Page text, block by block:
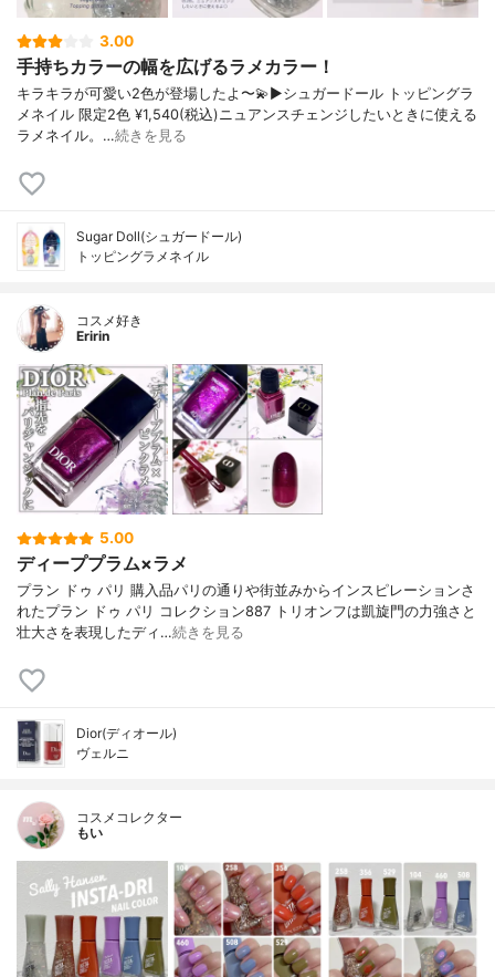
3.00
手持ちカラーの幅を広げるラメカラー！
キラキラが可愛い2色が登場したよ〜💫▶︎シュガードール トッピングラ
メネイル 限定2色 ¥1,540(税込)ニュアンスチェンジしたいときに使える
ラメネイル。…続きを見る
Sugar Doll(シュガードール)
トッピングラメネイル
コスメ好き
Eririn
5.00
ディーププラム×ラメ
プラン ドゥ パリ 購入品パリの通りや街並みからインスピレーションさ
れたプラン ドゥ パリ コレクション887 トリオンフは凱旋門の力強さと
壮大さを表現したディ…続きを見る
Dior(ディオール)
ヴェルニ
コスメコレクター
もい